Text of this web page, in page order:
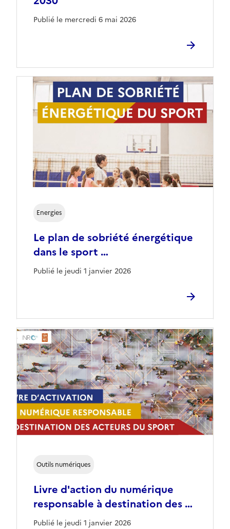
Publié le mercredi 6 mai 2026
Le plan de sobriété énergétique
dans le sport …
Publié le jeudi 1 janvier 2026
Energies
Livre d'action du numérique
responsable à destination des …
Publié le jeudi 1 janvier 2026
Outils numériques